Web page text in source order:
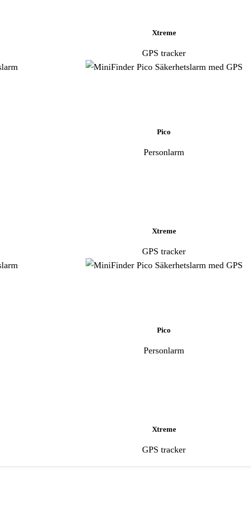
Xtreme
GPS tracker
Pico
Personlarm
Xtreme
GPS tracker
Pico
Personlarm
Xtreme
GPS tracker